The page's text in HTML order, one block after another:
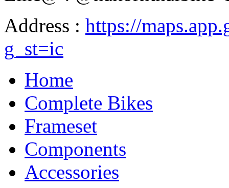
Address : https://
g_st=ic
Home
Complete Bikes
Frameset
Components
Accessories